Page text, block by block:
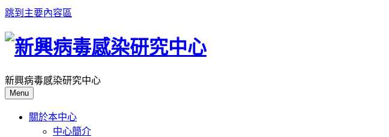
跳到主要內容區
新興病毒感染研究中心
Menu
關於本中心
中心簡介